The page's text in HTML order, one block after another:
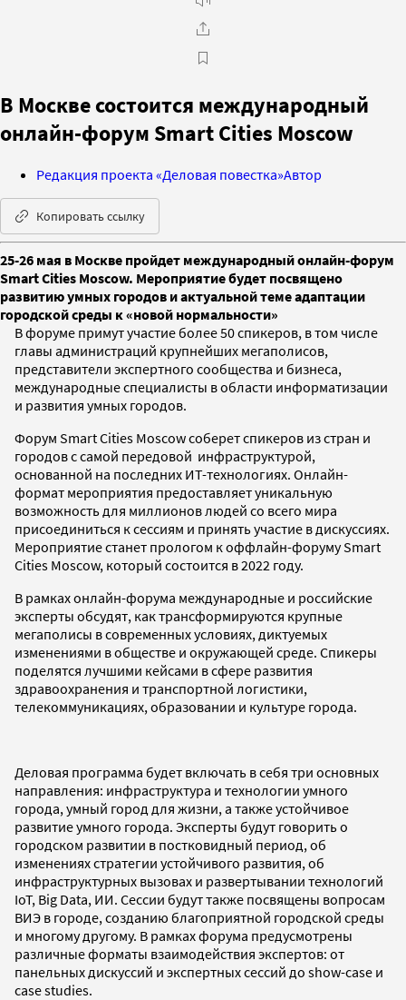
В Москве состоится международный
онлайн-форум Smart Cities Moscow
Редакция проекта «Деловая повестка»Автор
Копировать ссылку
25-26 мая в Москве пройдет международный онлайн-форум
Smart Cities Moscow. Мероприятие будет посвящено
развитию умных городов и актуальной теме адаптации
городской среды к «новой нормальности»
В форуме примут участие более 50 спикеров, в том числе
главы администраций крупнейших мегаполисов,
представители экспертного сообщества и бизнеса,
международные специалисты в области информатизации
и развития умных городов.
Форум Smart Cities Moscowсоберет спикеров из стран и
городов с самой передовой инфраструктурой,
основанной на последних ИТ-технологиях. Онлайн-
формат мероприятия предоставляет уникальную
возможность для миллионов людей со всего мира
присоединиться к сессиям и принять участие в дискуссиях.
Мероприятие станет прологом к оффлайн-форуму Smart
Cities Moscow, который состоится в 2022 году.
В рамках онлайн-форума международные и российские
эксперты обсудят, как трансформируются крупные
мегаполисы в современных условиях, диктуемых
изменениями в обществе и окружающей среде. Спикеры
поделятся лучшими кейсами в сфере развития
здравоохранения и транспортной логистики,
телекоммуникациях, образовании и культуре города.
Деловая программа будет включать в себя три основных
направления: инфраструктура и технологии умного
города, умный город для жизни, а также устойчивое
развитие умного города. Эксперты будут говорить о
городском развитии в постковидный период, об
изменениях стратегии устойчивого развития, об
инфраструктурных вызовах и развертывании технологий
IoT, Big Data, ИИ. Сессии будут также посвящены вопросам
ВИЭ в городе, созданию благоприятной городской среды
и многому другому. В рамках форума предусмотрены
различные форматы взаимодействия экспертов: от
панельных дискуссий и экспертных сессий до show-case и
case studies.